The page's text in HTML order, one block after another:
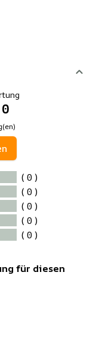
0
( 0 )
( 0 )
( 0 )
( 0 )
( 0 )
für diesen